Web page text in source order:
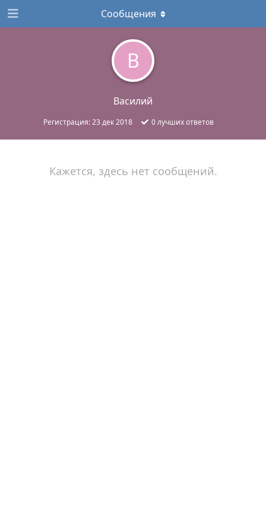
В
Василий
Регистрация:23 дек 2018 0лучших ответов
Сообщения
Кажется, здесь нет сообщений.